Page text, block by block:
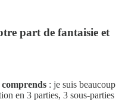
part de fantaisie et
: je suis beaucoup
en 3 parties, 3 sous-parties